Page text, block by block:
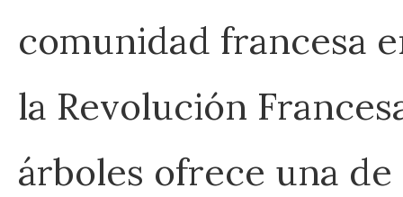
comunidad francesa
la Revolución
árboles ofrece una